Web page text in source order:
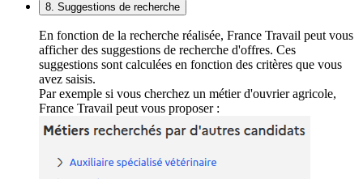
8. Suggestions de recherche
En fonction de la recherche réalisée, France Travail peut vous
afficher des suggestions de recherche d'offres. Ces
suggestions sont calculées en fonction des critères que vous
avez saisis.
Par exemple si vous cherchez un métier d'ouvrier agricole,
France Travail peut vous proposer :